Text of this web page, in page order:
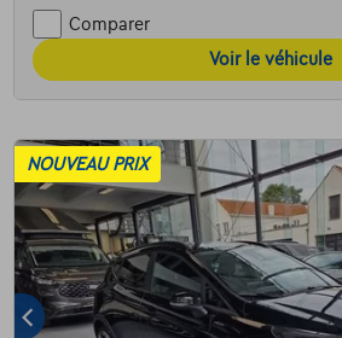
Comparer
Voir le véhicule
NOUVEAU PRIX